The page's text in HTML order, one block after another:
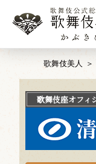
歌舞伎美人
歌舞伎座オフィ